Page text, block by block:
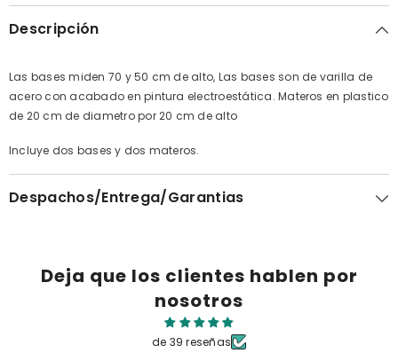
Descripción
Las bases miden 70 y 50 cm de alto, Las bases son de varilla de
acero con acabado en pintura electroestática. Materos en plastico
de 20 cm de diametro por 20 cm de alto
Incluye dos bases y dos materos.
Despachos/Entrega/Garantias
Deja que los clientes hablen por
nosotros
de 39 reseñas